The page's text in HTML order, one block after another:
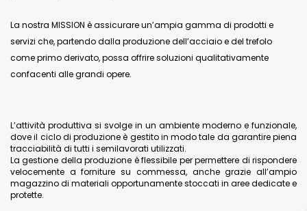
La nostra MISSION è assicurare un’ampia gamma di prodotti e
servizi che, partendo dalla produzione dell’acciaio e del trefolo
come primo derivato, possa offrire soluzioni qualitativamente
confacenti alle grandi opere.
L’attività produttiva si svolge in un ambiente moderno e funzionale,
dove il ciclo di produzione è gestito in modo tale da garantire piena
tracciabilità di tutti i semilavorati utilizzati.
La gestione della produzione è flessibile per permettere di rispondere
velocemente a forniture su commessa, anche grazie all’ampio
magazzino di materiali opportunamente stoccati in aree dedicate e
protette.